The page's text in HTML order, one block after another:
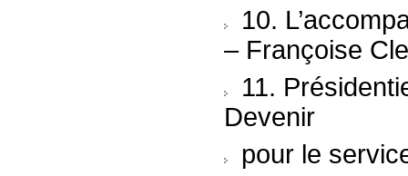
10.
– Françoise
11.
Devenir
pour le